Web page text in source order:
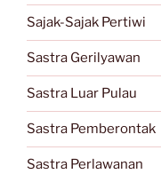
Sajak-Sajak Pertiwi
Sastra Gerilyawan
Sastra Luar Pulau
Sastra Pemberontak
Sastra Perlawanan